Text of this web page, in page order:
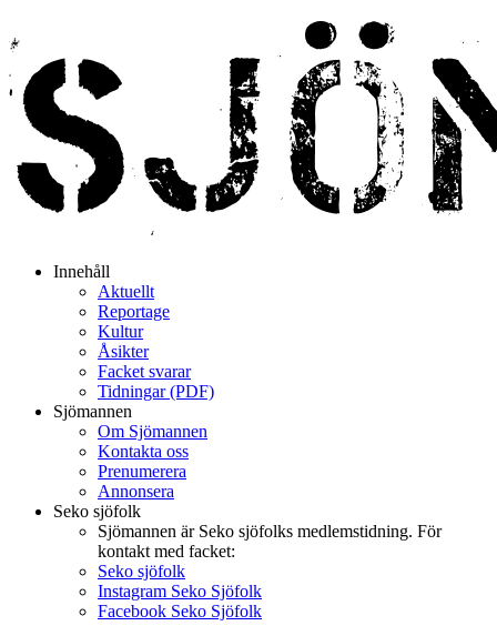
Innehåll
Aktuellt
Reportage
Kultur
Åsikter
Facket svarar
Tidningar (PDF)
Sjömannen
Om Sjömannen
Kontakta oss
Prenumerera
Annonsera
Seko sjöfolk
Sjömannen är Seko sjöfolks medlemstidning. För
kontakt med facket:
Seko sjöfolk
Instagram Seko Sjöfolk
Facebook Seko Sjöfolk